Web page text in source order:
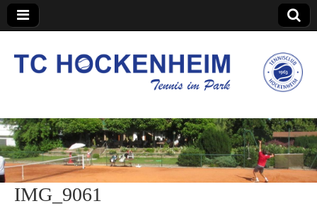
TC Hockenheim
IMG_9061